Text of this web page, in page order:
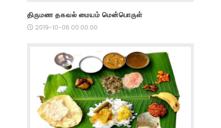
திருமண தகவல் மையம் மென்பொருள்
2019-10-06 00:00:00